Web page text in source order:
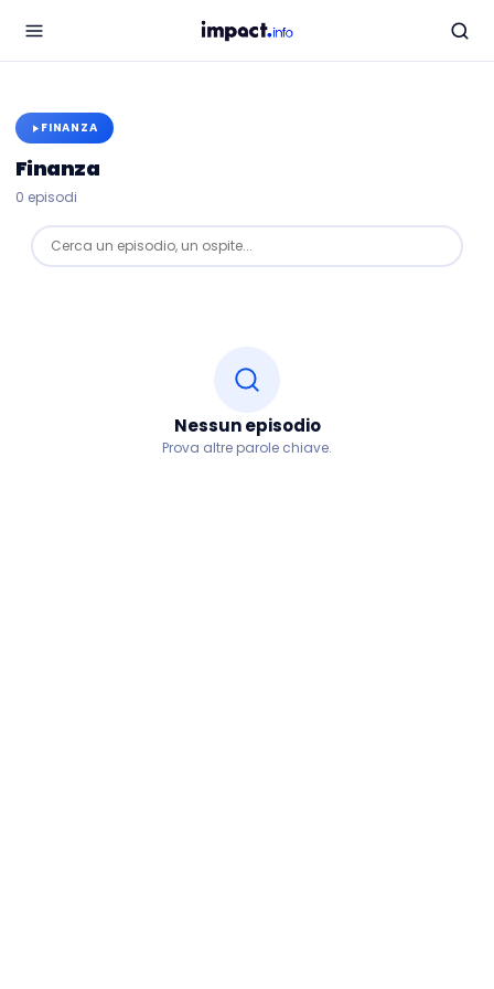
FINANZA
Finanza
0 episodi
Cerca un episodio, un ospite...
Nessun episodio
Prova altre parole chiave.